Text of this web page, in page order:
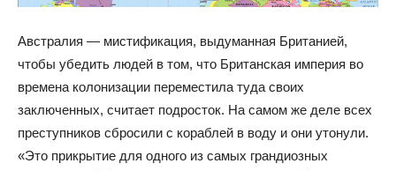
Австралия — мистификация, выдуманная Британией,
чтобы убедить людей в том, что Британская империя во
времена колонизации переместила туда своих
заключенных, считает подросток. На самом же деле всех
преступников сбросили с кораблей в воду и они утонули.
«Это прикрытие для одного из самых грандиозных